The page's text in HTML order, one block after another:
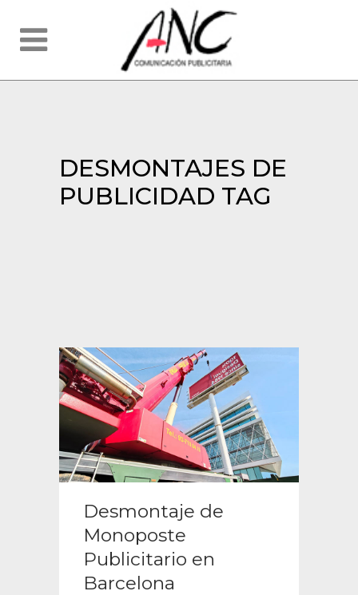
DESMONTAJES DE
PUBLICIDAD TAG
Desmontaje de
Monoposte
Publicitario en
Barcelona